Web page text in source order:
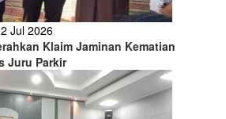
Jul 2026
Klaim Jaminan Kematian
Juru Parkir